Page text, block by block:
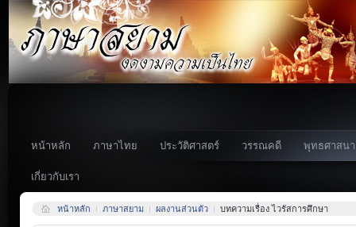
หน้าหลัก ภาษาไทย ประวัติศาสตร์ วรรณคดี พุทธศาสนา
เกี่ยวกับเรา
หน้าหลัก ภาษาสยาม ผลงานส่วนตัว บทความเรื่อง ไวรัสการศึกษา